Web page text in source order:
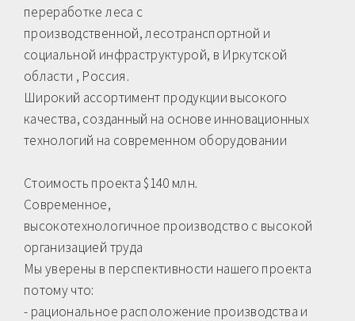
переработке леса с
производственной, лесотранспортной и
социальной инфраструктурой, в Иркутской
области , Россия.
Широкий ассортимент продукции высокого
качества, созданный на основе инновационных
технологий на современном оборудовании
Стоимость проекта $140 млн.
Современное,
высокотехнологичное производство с высокой
организацией труда
Мы уверены в перспективности нашего проекта
потому что:
- рациональное расположение производства и